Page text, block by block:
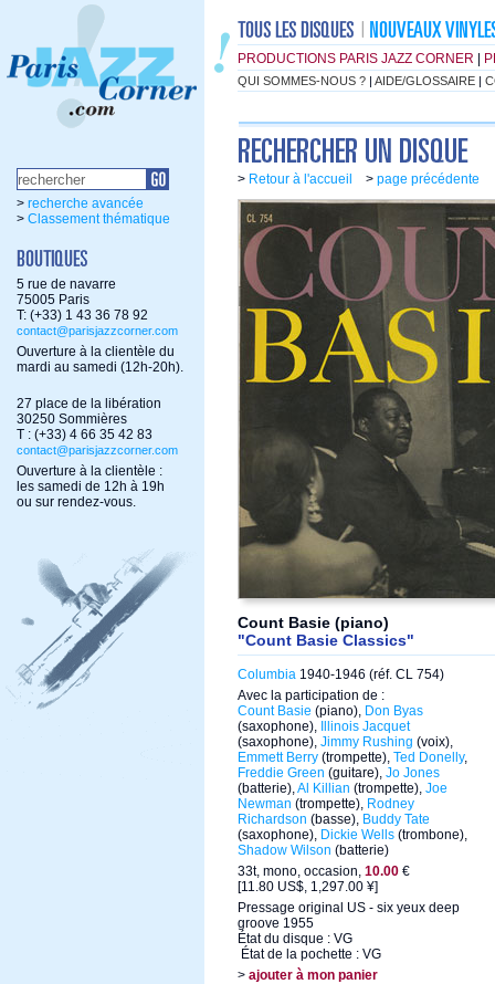
PRODUCTIONS PARIS JAZZ CORNER
QUI SOMMES-NOUS ? | AIDE/GLOSSAIRE |
> recherche avancée
> Classement thématique
5 rue de navarre
75005 Paris
T: (+33) 1 43 36 78 92
contact@parisjazzcorner.com
Ouverture à la clientèle du
mardi au samedi (12h-20h).
27 place de la libération
30250 Sommières
T : (+33) 4 66 35 42 83
contact@parisjazzcorner.com
Ouverture à la clientèle :
les samedi de 12h à 19h
ou sur rendez-vous.
> Retour à l'accueil > page précédente
Count Basie (piano)
"Count Basie Classics"
Columbia 1940-1946 (réf. CL 754)
Avec la participation de :
Count Basie (piano), Don Byas
(saxophone),
Illinois Jacquet
(saxophone), Jimmy Rushing (voix),
Emmett Berry (trompette), Ted Donelly,
Freddie Green (guitare), Jo Jones
(batterie),Al Killian (trompette), Joe
Newman (trompette), Rodney
Richardson (basse), Buddy Tate
(saxophone), Dickie Wells (trombone),
Shadow Wilson (batterie)
33t, mono, occasion, 10.00 €
[11.80 US$, 1,297.00 ¥]
Pressage original US - six yeux deep
groove 1955
État du disque : VG
État de la pochette : VG
> ajouter à mon panier